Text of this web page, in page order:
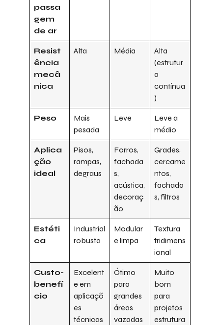
passa
gem
de ar
Resist
ência
mecâ
nica
Alta Média
Alta
(estrutur
a
contínua
)
Peso
Mais
pesada
Leve
Leve a
médio
Aplica
ção
ideal
Pisos,
rampas,
degraus
Forros,
fachada
s,
acústica,
decoraç
ão
Grades,
cercame
ntos,
fachada
s, filtros
Estéti
ca
Industrial
robusta
Modular
e limpa
Textura
tridimens
ional
Custo-
benefí
cio
Excelent
e em
aplicaçõ
es
técnicas
Ótimo
para
grandes
áreas
vazadas
Muito
bom
para
projetos
estrutura